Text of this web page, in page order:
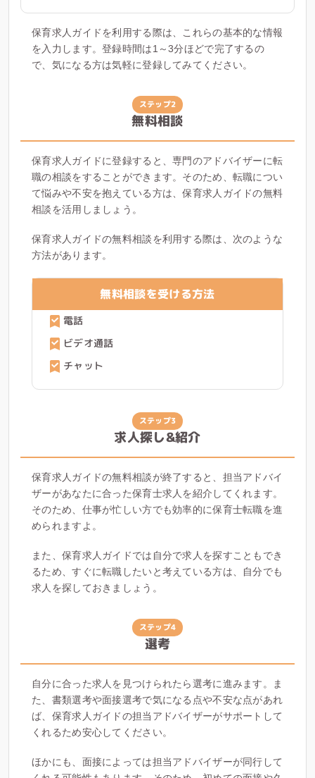
保育求人ガイドを利用する際は、これらの基本的な情報
を入力します。登録時間は1～3分ほどで完了するの
で、気になる方は気軽に登録してみてください。
ステップ2
無料相談
保育求人ガイドに登録すると、専門のアドバイザーに転
職の相談をすることができます。そのため、転職につい
て悩みや不安を抱えている方は、保育求人ガイドの無料
相談を活用しましょう。
保育求人ガイドの無料相談を利用する際は、次のような
方法があります。
無料相談を受ける方法
電話
ビデオ通話
チャット
ステップ3
求人探し&紹介
保育求人ガイドの無料相談が終了すると、担当アドバイ
ザーがあなたに合った保育士求人を紹介してくれます。
そのため、仕事が忙しい方でも効率的に保育士転職を進
められますよ。
また、保育求人ガイドでは自分で求人を探すこともでき
るため、すぐに転職したいと考えている方は、自分でも
求人を探しておきましょう。
ステップ4
選考
自分に合った求人を見つけられたら選考に進みます。ま
た、書類選考や面接選考で気になる点や不安な点があれ
ば、保育求人ガイドの担当アドバイザーがサポートして
くれるため安心してください。
ほかにも、面接によっては担当アドバイザーが同行して